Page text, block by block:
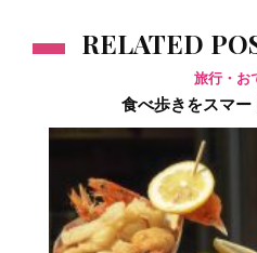
RELATED
旅行・お
食べ歩きをスマ